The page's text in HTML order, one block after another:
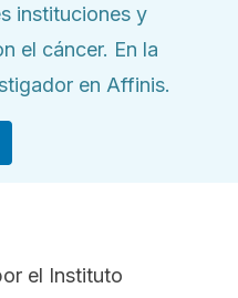
instituciones y
el cáncer. En la
en Affinis.
el Instituto